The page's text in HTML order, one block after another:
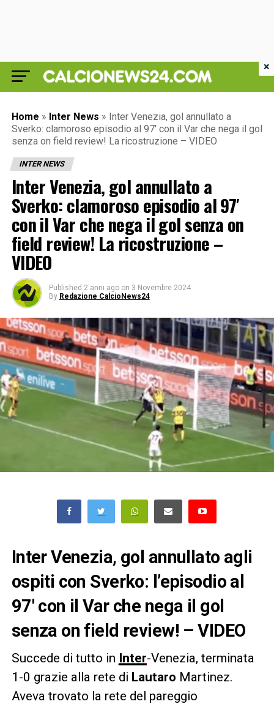
Home » Inter News » Inter Venezia, gol annullato a
Sverko: clamoroso episodio al 97′ con il Var che nega il gol
senza on field review! La ricostruzione – VIDEO
INTER NEWS
Inter Venezia, gol annullato a
Sverko: clamoroso episodio al 97′
con il Var che nega il gol senza on
field review! La ricostruzione –
VIDEO
Published 2 anni ago on 3 Novembre 2024
By Redazione CalcioNews24
Inter Venezia, gol annullato agli
ospiti con Sverko: l’episodio al
97′ con il Var che nega il gol
senza on field review! – VIDEO
Succede di tutto in Inter-Venezia, terminata
1-0 grazie alla rete di Lautaro Martinez.
Aveva trovato la rete del pareggio
×